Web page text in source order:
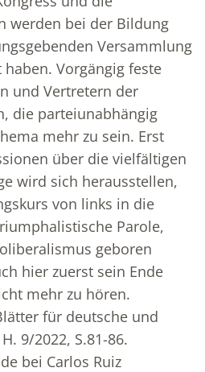
werden bei der Bildung
Versammlung
Vorgängig feste
und Vertretern der
die parteiunabhängig
mehr zu sein. Erst
über die vielfältigen
wird sich herausstellen,
von links in die
Parole,
geboren
hier zuerst sein Ende
mehr zu hören.
für deutsche und
9/2022, S.81-86.
bei Carlos Ruiz